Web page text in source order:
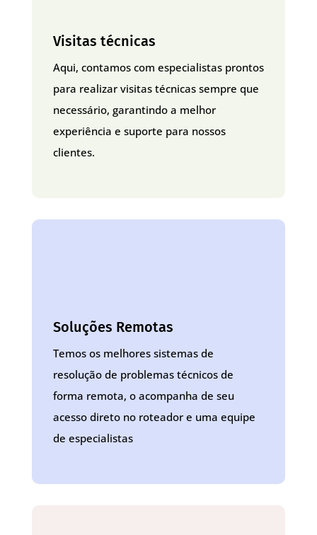
Visitas técnicas
Aqui, contamos com especialistas prontos
para realizar visitas técnicas sempre que
necessário, garantindo a melhor
experiência e suporte para nossos
clientes.
Soluções Remotas
Temos os melhores sistemas de
resolução de problemas técnicos de
forma remota, o acompanha de seu
acesso direto no roteador e uma equipe
de especialistas